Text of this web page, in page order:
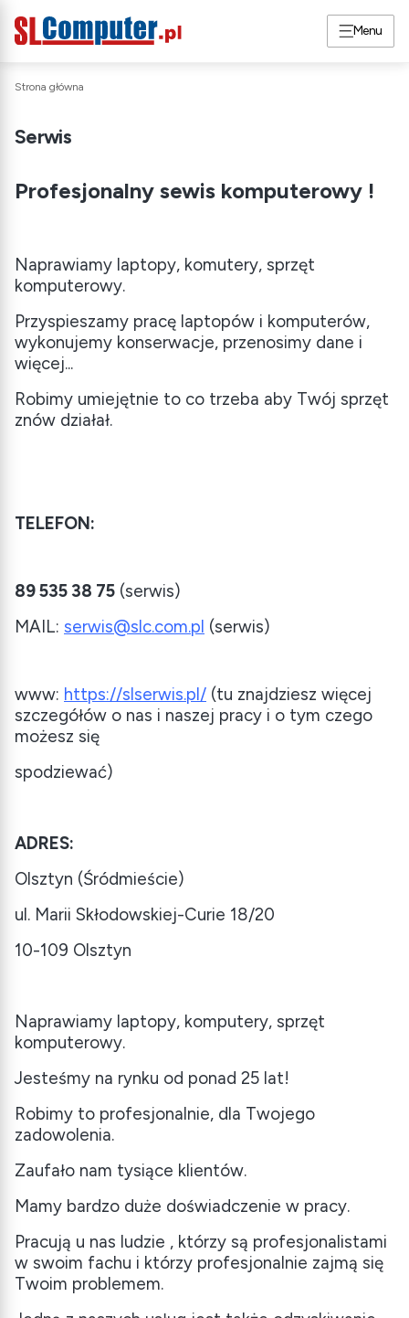
Menu
Strona główna
Serwis
Profesjonalny sewis komputerowy !
Naprawiamy laptopy, komutery, sprzęt
komputerowy.
Przyspieszamy pracę laptopów i komputerów,
wykonujemy konserwacje, przenosimy dane i
więcej...
Robimy umiejętnie to co trzeba aby Twój sprzęt
znów działał.
TELEFON:
89 535 38 75 (serwis)
MAIL: serwis@slc.com.pl (serwis)
www: https://slserwis.pl/ (tu znajdziesz więcej
szczegółów o nas i naszej pracy i o tym czego
możesz się
spodziewać)
ADRES:
Olsztyn (Śródmieście)
ul. Marii Skłodowskiej-Curie 18/20
10-109 Olsztyn
Naprawiamy laptopy, komputery, sprzęt
komputerowy.
Jesteśmy na rynku od ponad 25 lat!
Robimy to profesjonalnie, dla Twojego
zadowolenia.
Zaufało nam tysiące klientów.
Mamy bardzo duże doświadczenie w pracy.
Pracują u nas ludzie , którzy są profesjonalistami
w swoim fachu i którzy profesjonalnie zajmą się
Twoim problemem.